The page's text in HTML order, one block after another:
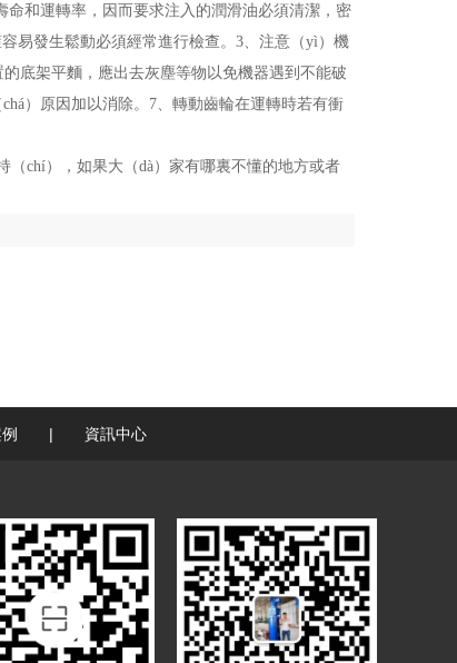
和運轉率，因而要求注入的潤滑油必須清潔，密
易發生鬆動必須經常進行檢查。3、注意（yì）機
底架平麵，應出去灰塵等物以免機器遇到不能破
）原因加以消除。7、轉動齒輪在運轉時若有衝
chí），如果大（dà）家有哪裏不懂的地方或者
| 資訊中心